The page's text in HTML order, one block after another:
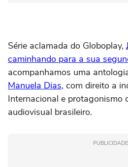
Série aclamada do Globoplay,
caminhando para a sua
acompanhamos uma
Manuela Dias, com direito a
Internacional e protagonismo
audiovisual brasileiro.
PUBLICIDADE